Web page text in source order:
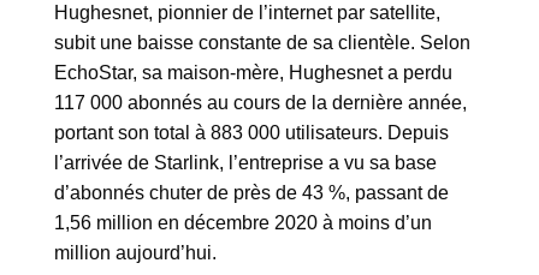
Hughesnet, pionnier de l’internet par satellite,
subit une baisse constante de sa clientèle. Selon
EchoStar, sa maison-mère, Hughesnet a perdu
117 000 abonnés au cours de la dernière année,
portant son total à 883 000 utilisateurs. Depuis
l’arrivée de Starlink, l’entreprise a vu sa base
d’abonnés chuter de près de 43 %, passant de
1,56 million en décembre 2020 à moins d’un
million aujourd’hui.